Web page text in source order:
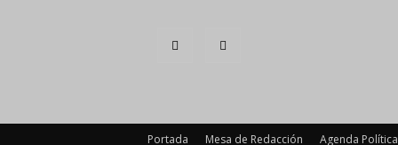
Portada Mesa de Redacción Agenda Política